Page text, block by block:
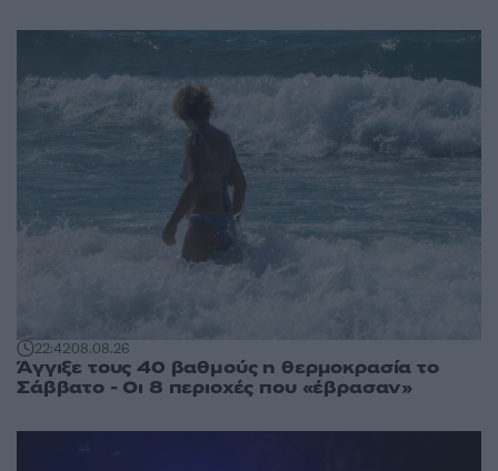
22:4208.08.26
Άγγιξε τους 40 βαθμούς η θερμοκρασία το
Σάββατο - Οι 8 περιοχές που «έβρασαν»